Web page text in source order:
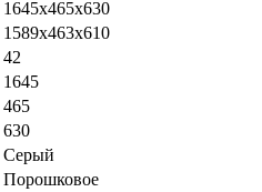
1645x465x630
1589x463x610
42
1645
465
630
Серый
Порошковое